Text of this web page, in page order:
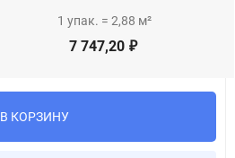
1 упак. = 2,88 м²
7 747,20 ₽
В КОРЗИНУ